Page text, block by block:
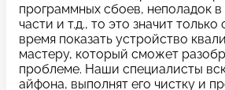
программных сбоев, неполадок
части и т.д., то это значит
время показать устройство
мастеру, который сможет
проблеме. Наши специалисты
айфона, выполнят его чистку и
Заполните форму
связи и ждите звонка:
Заполните все